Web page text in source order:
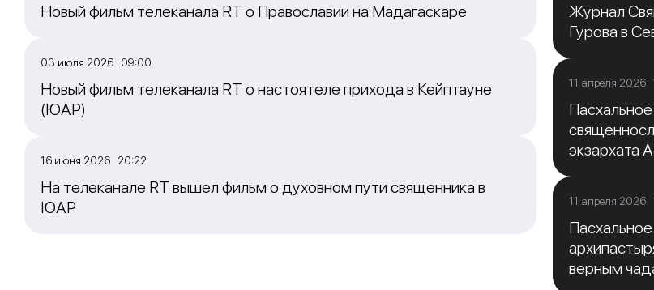
Новый фильм телеканала RT о Православии на Мадагаскаре
03 июля 2026 09:00
Новый фильм телеканала RT о настоятеле прихода в Кейптауне
(ЮАР)
16 июня 2026 20:22
На телеканале RT вышел фильм о духовном пути священника в
ЮАР
Журнал
Гурова в
11 апреля 2026
экзархата
11 апреля 2026
верным